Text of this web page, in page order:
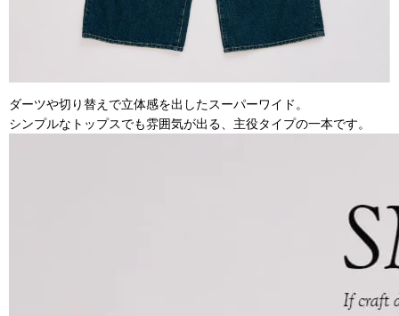
ダーツや切り替えで立体感を出したスーパーワイド。
シンプルなトップスでも雰囲気が出る、主役タイプの一本です。